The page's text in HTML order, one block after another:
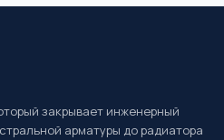
закрывает инженерный
арматуры до радиатора